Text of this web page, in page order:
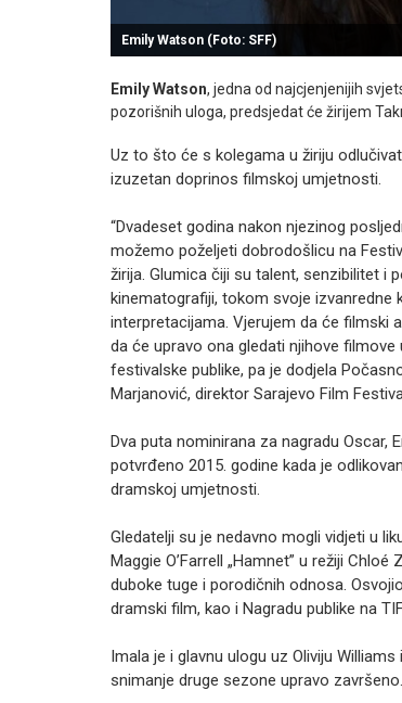
Emily Watson (Foto: SFF)
Emily Watson, jedna od najcjenjenijih
pozorišnih uloga, predsjedat će žirijem
Uz to što će s kolegama u žiriju
izuzetan doprinos filmskoj umjetnosti.
“Dvadeset godina nakon njezinog
možemo poželjeti dobrodošlicu na
žirija. Glumica čiji su talent, senzibilitet i
kinematografiji, tokom svoje izvanredne
interpretacijama. Vjerujem da će filmski
da će upravo ona gledati njihove
festivalske publike, pa je dodjela
Marjanović, direktor Sarajevo Film
Dva puta nominirana za nagradu Oscar,
potvrđeno 2015. godine kada je
dramskoj umjetnosti.
Gledatelji su je nedavno mogli vidjeti u
Maggie O’Farrell „Hamnet” u režiji
duboke tuge i porodičnih odnosa.
dramski film, kao i Nagradu publike na
Imala je i glavnu ulogu uz Oliviju
snimanje druge sezone upravo završeno.